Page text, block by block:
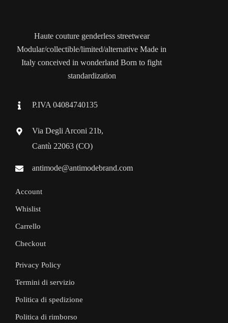
Haute couture genderless streetwear
Modular/collectible/limited/alternative Made in
Italy conceived in wonderland Born to fight
standardization
P.IVA 04084740135
Via Degli Arconi 21b,
Cantù 22063 (CO)
antimode@antimodebrand.com
Account
Whislist
Carrello
Checkout
Privacy Policy
Termini di servizio
Politica di spedizione
Politica di rimborso